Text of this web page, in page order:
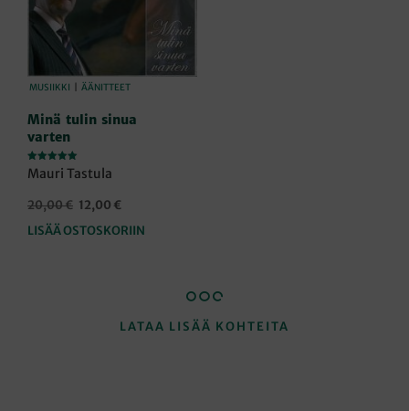
MUSIIKKI ÄÄNITTEET
Minä tulin sinua
varten
Arvostelu
tuotteesta:
Mauri Tastula
20,00€ Alkuperäinen
oli:
12,00 €
on:
LISÄÄ OSTOSKORIIN
LATAA LISÄÄ KOHTEITA